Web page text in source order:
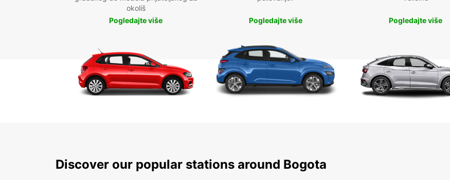
okoliš
Pogledajte više
Pogledajte više Pogledajte više
Discover our popular stations around Bogota